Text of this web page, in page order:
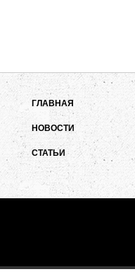
ГЛАВНАЯ
НОВОСТИ
СТАТЬИ